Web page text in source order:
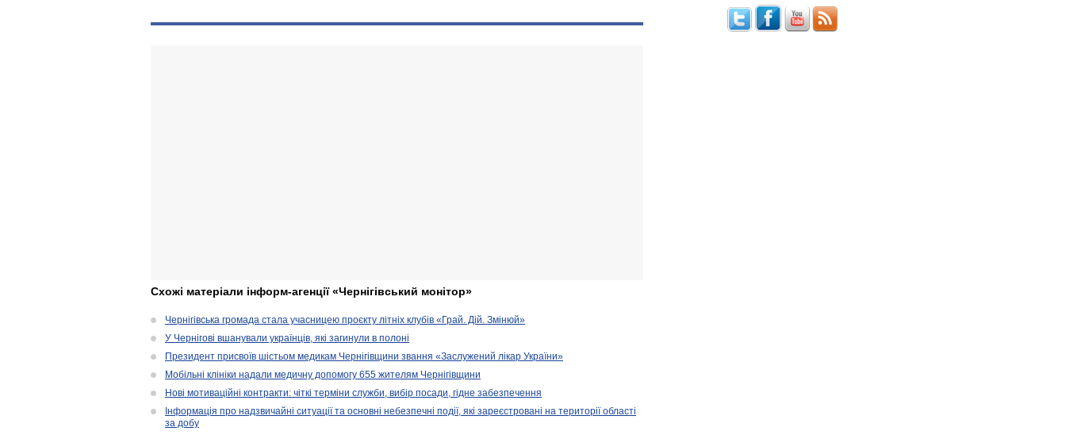
Схожі матеріали інформ-агенції «Чернігівський монітор»
Чернігівська громада стала учасницею проєкту літніх клубів «Грай. Дій. Змінюй»
У Чернігові вшанували українців, які загинули в полоні
Президент присвоїв шістьом медикам Чернігівщини звання «Заслужений лікар України»
Мобільні клініки надали медичну допомогу 655 жителям Чернігівщини
Нові мотиваційні контракти: чіткі терміни служби, вибір посади, гідне забезпечення
Інформація про надзвичайні ситуації та основні небезпечні події, які зареєстровані на території області
за добу